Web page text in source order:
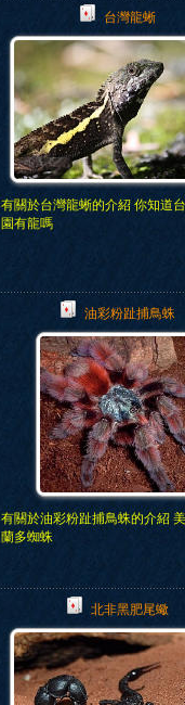
台灣龍蜥
有關於台灣龍蜥的介紹 你知道
園有龍嗎
油彩粉趾捕鳥蛛
有關於油彩粉趾捕鳥蛛的介紹
蘭多蜘蛛
北非黑肥尾蠍